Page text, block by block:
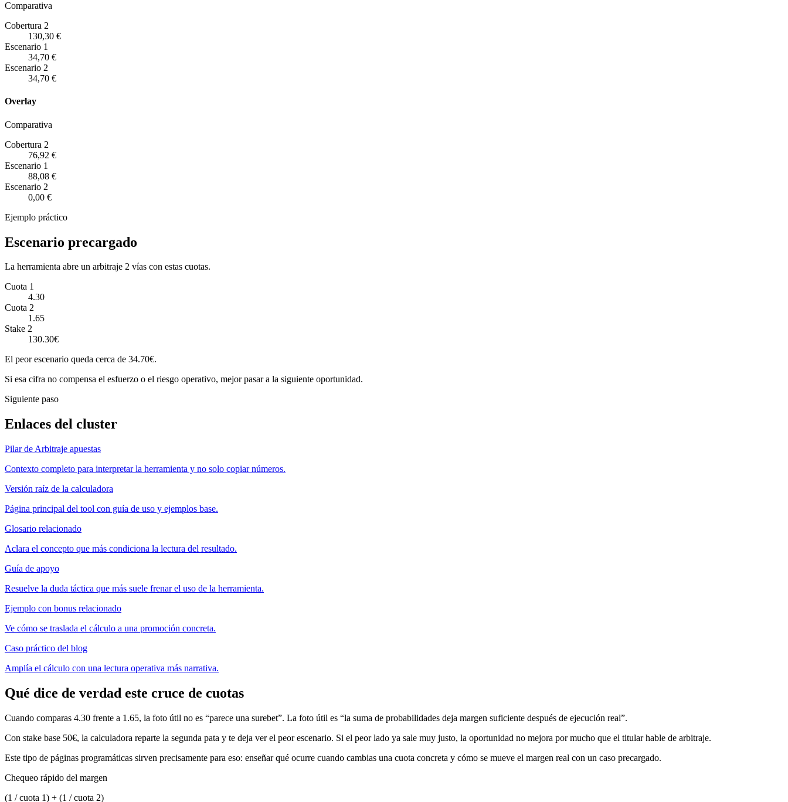
Comparativa
Cobertura 2
130,30 €
Escenario 1
34,70 €
Escenario 2
34,70 €
Overlay
Comparativa
Cobertura 2
76,92 €
Escenario 1
88,08 €
Escenario 2
0,00 €
Ejemplo práctico
Escenario precargado
La herramienta abre un arbitraje 2 vías con estas cuotas.
Cuota 1
4.30
Cuota 2
1.65
Stake 2
130.30€
El peor escenario queda cerca de 34.70€.
Si esa cifra no compensa el esfuerzo o el riesgo operativo, mejor pasar a la siguiente oportunidad.
Siguiente paso
Enlaces del cluster
Pilar de Arbitraje apuestas
Contexto completo para interpretar la herramienta y no solo copiar números.
Versión raíz de la calculadora
Página principal del tool con guía de uso y ejemplos base.
Glosario relacionado
Aclara el concepto que más condiciona la lectura del resultado.
Guía de apoyo
Resuelve la duda táctica que más suele frenar el uso de la herramienta.
Ejemplo con bonus relacionado
Ve cómo se traslada el cálculo a una promoción concreta.
Caso práctico del blog
Amplía el cálculo con una lectura operativa más narrativa.
Qué dice de verdad este cruce de cuotas
Cuando comparas 4.30 frente a 1.65, la foto útil no es “parece una surebet”. La foto útil es “la suma de probabilidades deja margen suficiente después de ejecución real”.
Con stake base 50€, la calculadora reparte la segunda pata y te deja ver el peor escenario. Si el peor lado ya sale muy justo, la oportunidad no mejora por mucho que el titular hable de arbitraje.
Este tipo de páginas programáticas sirven precisamente para eso: enseñar qué ocurre cuando cambias una cuota concreta y cómo se mueve el margen real con un caso precargado.
Chequeo rápido del margen
(1 / cuota 1) + (1 / cuota 2)